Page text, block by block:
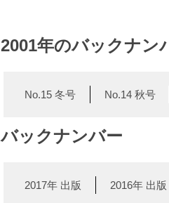
2001年のバックナン
No.15 冬号 No.14 秋号
バックナンバー
2017年 出版 2016年 出版